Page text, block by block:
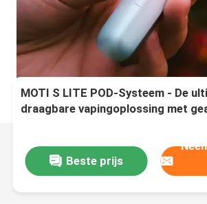
MOTI S LITE POD-Systeem - De
draagbare vapingoplossing met
Beste prijs